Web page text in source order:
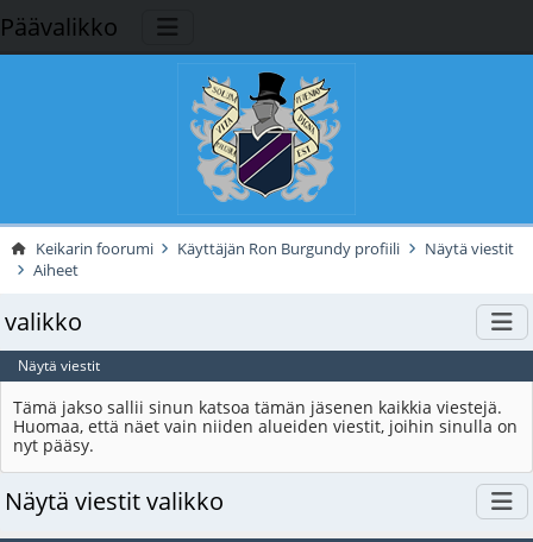
Päävalikko
Keikarin foorumi Käyttäjän Ron Burgundy profiili
Näytä viestit
Aiheet
valikko
Näytä viestit
Tämä jakso sallii sinun katsoa tämän jäsenen kaikkia viestejä.
Huomaa, että näet vain niiden alueiden viestit, joihin sinulla on
nyt pääsy.
Näytä viestit valikko